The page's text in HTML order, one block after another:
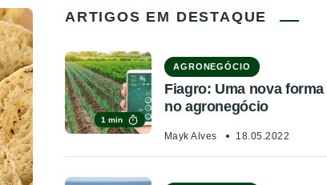
ARTIGOS EM DESTAQUE
1 min
AGRONEGÓCIO
Fiagro: Uma nova
no agronegócio
Mayk Alves 18.05.2022